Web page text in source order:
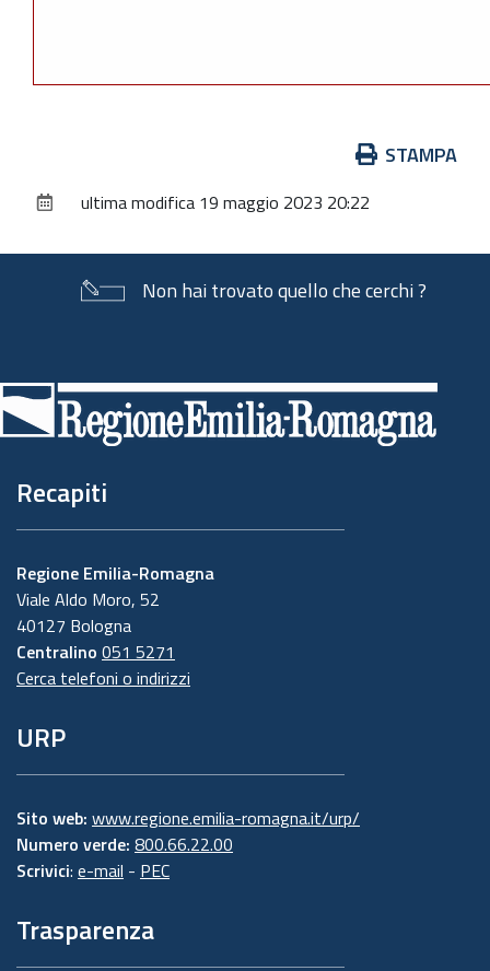
documento
STAMPA
ultima modifica 19 maggio 2023 20:22
Non hai trovato quello che cerchi ?
di
pagina
Recapiti
Regione Emilia-Romagna
Viale Aldo Moro, 52
40127 Bologna
Centralino 051 5271
Cerca telefoni o indirizzi
URP
Sito web: www.regione.emilia-romagna.it/urp/
Numero verde: 800.66.22.00
Scrivici: e-mail - PEC
Trasparenza